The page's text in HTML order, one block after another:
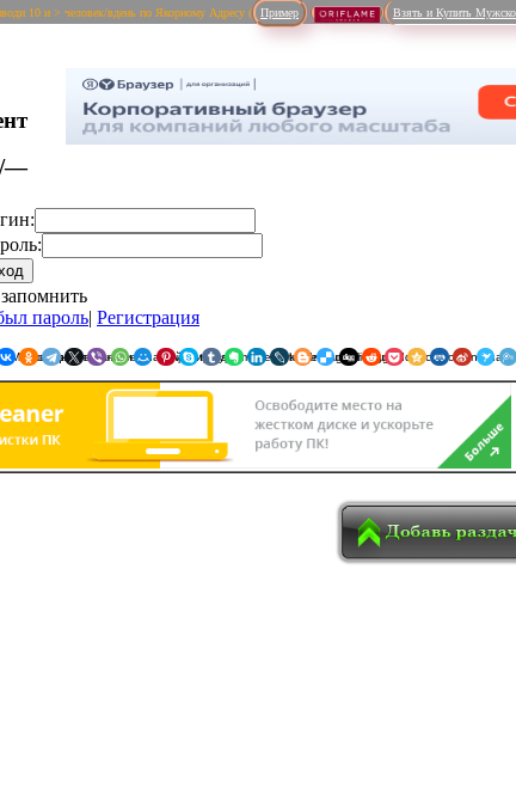
10 и > человек/вдень по Якорному Адресу ( Пример Взять и Купить
торрент
—//—//—
запомнить
пароль| Регистрация
Я.Мессенджер WhatsApp
Мой Мир
Pinterest
SkypeTumblrEvernote
LinkedInLiveJournalDelicious
Digg